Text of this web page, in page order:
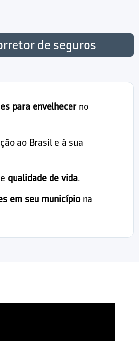
de seguros
para envelhecerno
ao Brasil e à sua
qualidade de vida.
em seu município na